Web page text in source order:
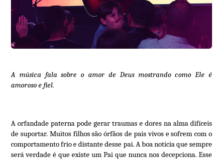
A música fala sobre o amor de Deus mostrando como Ele é
amoroso e fiel.
A orfandade paterna pode gerar traumas e dores na alma difíceis
de suportar. Muitos filhos são órfãos de pais vivos e sofrem com o
comportamento frio e distante desse pai. A boa notícia que sempre
será verdade é que existe um Pai que nunca nos decepciona. Esse